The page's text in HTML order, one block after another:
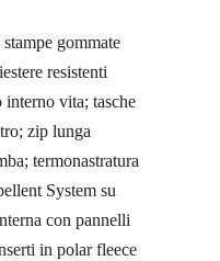
gommate
resistenti
vita; tasche
zip lunga
termonastratura
System su
con pannelli
in polar fleece